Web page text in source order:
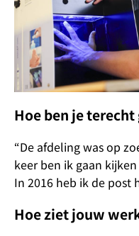
Hoe ben je
“De afdeling was op
keer ben ik gaan
In 2016 heb ik de post
Hoe ziet jouw